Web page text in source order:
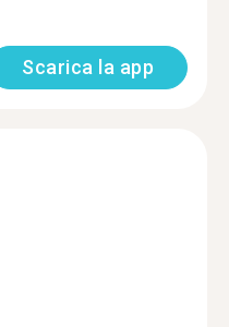
Scarica la app